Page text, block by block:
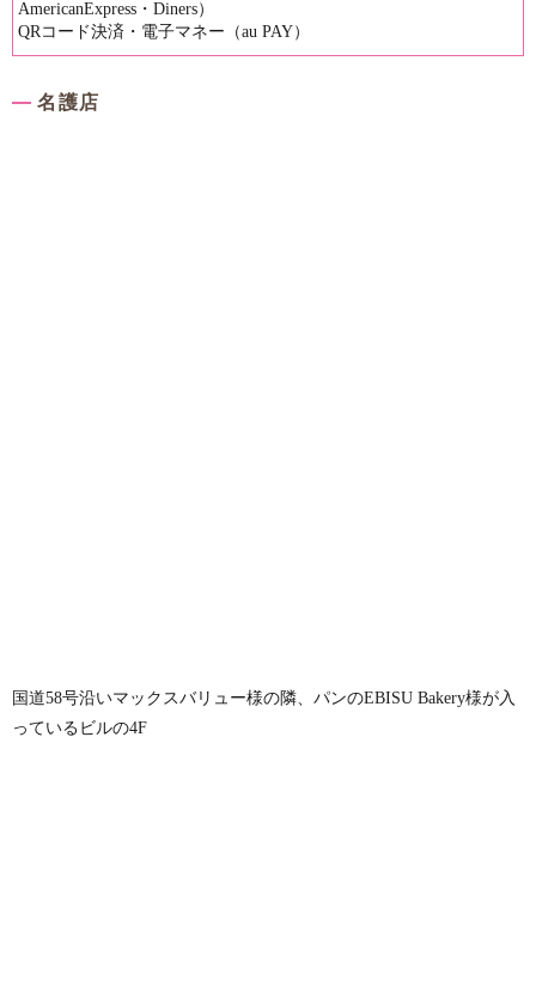
AmericanExpress・Diners）
QRコード決済・電子マネー（au PAY）
名護店
国道58号沿いマックスバリュー様の隣、パンのEBISU Bakery様が入
っているビルの4F